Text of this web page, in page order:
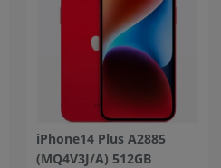
iPhone14 Plus A2885
(MQ4V3J/A) 512GB